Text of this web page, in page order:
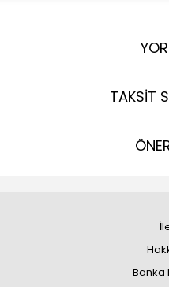
TAKSİT
Banka